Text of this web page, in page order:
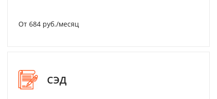
От 684 руб./месяц
СЭД